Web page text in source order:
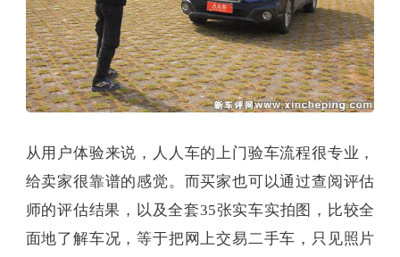
从用户体验来说，人人车的上门验车流程很专业，
给卖家很靠谱的感觉。而买家也可以通过查阅评估
师的评估结果，以及全套35张实车实拍图，比较全
面地了解车况，等于把网上交易二手车，只见照片